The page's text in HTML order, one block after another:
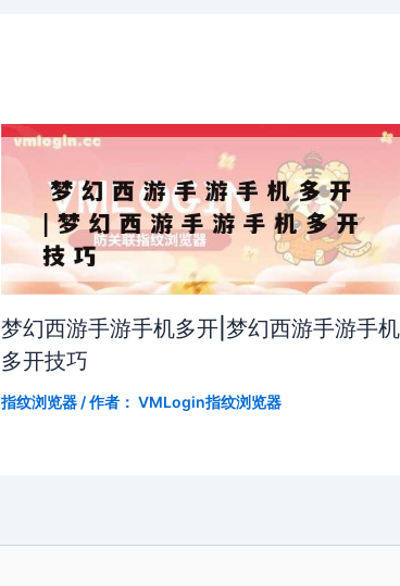
梦幻西游手游手机多开|梦幻西游手游手机
多开技巧
指纹浏览器/ 作者： VMLogin指纹浏览器